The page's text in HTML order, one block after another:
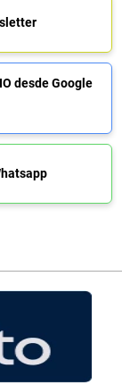
desde Google